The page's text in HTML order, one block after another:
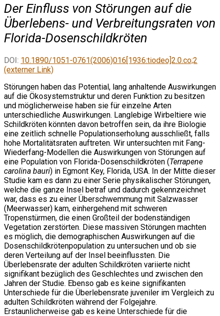
Der Einfluss von Störungen auf die
Überlebens- und Verbreitungsraten von
Florida-Dosenschildkröten
DOI: 10.1890/1051-0761(2006)016[1936:tiodeo]2.0.co;2
(externer Link)
Störungen haben das Potential, lang anhaltende Auswirkungen
auf die Ökosystemstruktur und deren Funktion zu besitzen
und möglicherweise haben sie für einzelne Arten
unterschiedliche Auswirkungen. Langlebige Wirbeltiere wie
Schildkröten könnten davon betroffen sein, da ihre Biologie
eine zeitlich schnelle Populationserholung ausschließt, falls
hohe Mortalitätsraten auftreten. Wir untersuchten mit Fang-
Wiederfang-Modellen die Auswirkungen von Störungen auf
eine Population von Florida-Dosenschildkröten (Terrapene
carolina bauri) in Egmont Key, Florida, USA. In der Mitte dieser
Studie kam es dann zu einer Serie physikalischer Störungen,
welche die ganze Insel betraf und dadurch gekennzeichnet
war, dass es zu einer Überschwemmung mit Salzwasser
(Meerwasser) kam, einhergehend mit schweren
Tropenstürmen, die einen Großteil der bodenständigen
Vegetation zerstörten. Diese massiven Störungen machten
es möglich, die demographischen Auswirkungen auf die
Dosenschildkrötenpopulation zu untersuchen und ob sie
deren Verteilung auf der Insel beeinflussten. Die
Überlebensrate der adulten Schildkröten variierte nicht
signifikant bezüglich des Geschlechtes und zwischen den
Jahren der Studie. Ebenso gab es keine signifikanten
Unterschiede für die Überlebensrate juveniler im Vergleich zu
adulten Schildkröten während der Folgejahre.
Erstaunlicherweise gab es keine Unterschiede für die